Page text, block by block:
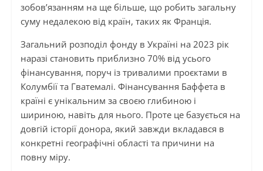
зобов’язанням на ще більше, що робить загальну
суму недалекою від країн, таких як Франція.
Загальний розподіл фонду в Україні на 2023 рік
наразі становить приблизно 70% від усього
фінансування, поруч із тривалими проєктами в
Колумбії та Гватемалі. Фінансування Баффета в
країні є унікальним за своєю глибиною і
шириною, навіть для нього. Проте це базується на
довгій історії донора, який завжди вкладався в
конкретні географічні області та причини на
повну міру.